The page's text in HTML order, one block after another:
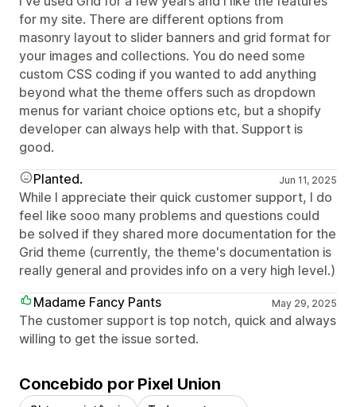
for my site. There are different options from
masonry layout to slider banners and grid format for
your images and collections. You do need some
custom CSS coding if you wanted to add anything
beyond what the theme offers such as dropdown
menus for variant choice options etc, but a shopify
developer can always help with that. Support is
good.
Planted.
Jun 11, 2025
While I appreciate their quick customer support, I do
feel like sooo many problems and questions could
be solved if they shared more documentation for the
Grid theme (currently, the theme's documentation is
really general and provides info on a very high level.)
Madame Fancy Pants
May 29, 2025
The customer support is top notch, quick and always
willing to get the issue sorted.
Concebido por Pixel Union